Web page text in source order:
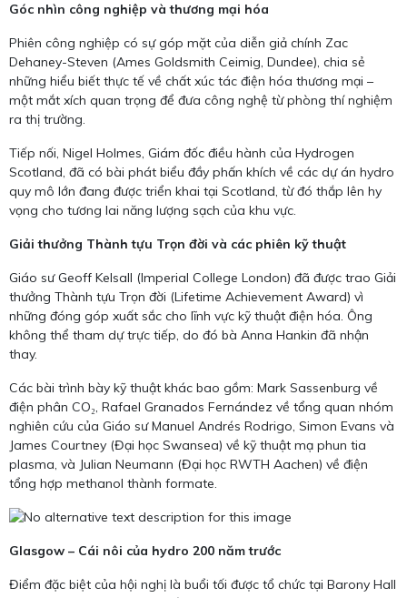
Góc nhìn công nghiệp và thương mại hóa
Phiên công nghiệp có sự góp mặt của diễn giả chính Zac
Dehaney-Steven (Ames Goldsmith Ceimig, Dundee), chia sẻ
những hiểu biết thực tế về chất xúc tác điện hóa thương mại –
một mắt xích quan trọng để đưa công nghệ từ phòng thí nghiệm
ra thị trường.
Tiếp nối, Nigel Holmes, Giám đốc điều hành của Hydrogen
Scotland, đã có bài phát biểu đầy phấn khích về các dự án hydro
quy mô lớn đang được triển khai tại Scotland, từ đó thắp lên hy
vọng cho tương lai năng lượng sạch của khu vực.
Giải thưởng Thành tựu Trọn đời và các phiên kỹ thuật
Giáo sư Geoff Kelsall (Imperial College London) đã được trao Giải
thưởng Thành tựu Trọn đời (Lifetime Achievement Award) vì
những đóng góp xuất sắc cho lĩnh vực kỹ thuật điện hóa. Ông
không thể tham dự trực tiếp, do đó bà Anna Hankin đã nhận
thay.
Các bài trình bày kỹ thuật khác bao gồm: Mark Sassenburg về
điện phân CO₂, Rafael Granados Fernández về tổng quan nhóm
nghiên cứu của Giáo sư Manuel Andrés Rodrigo, Simon Evans và
James Courtney (Đại học Swansea) về kỹ thuật mạ phun tia
plasma, và Julian Neumann (Đại học RWTH Aachen) về điện
tổng hợp methanol thành formate.
Glasgow – Cái nôi của hydro 200 năm trước
Điểm đặc biệt của hội nghị là buổi tối được tổ chức tại Barony Hall